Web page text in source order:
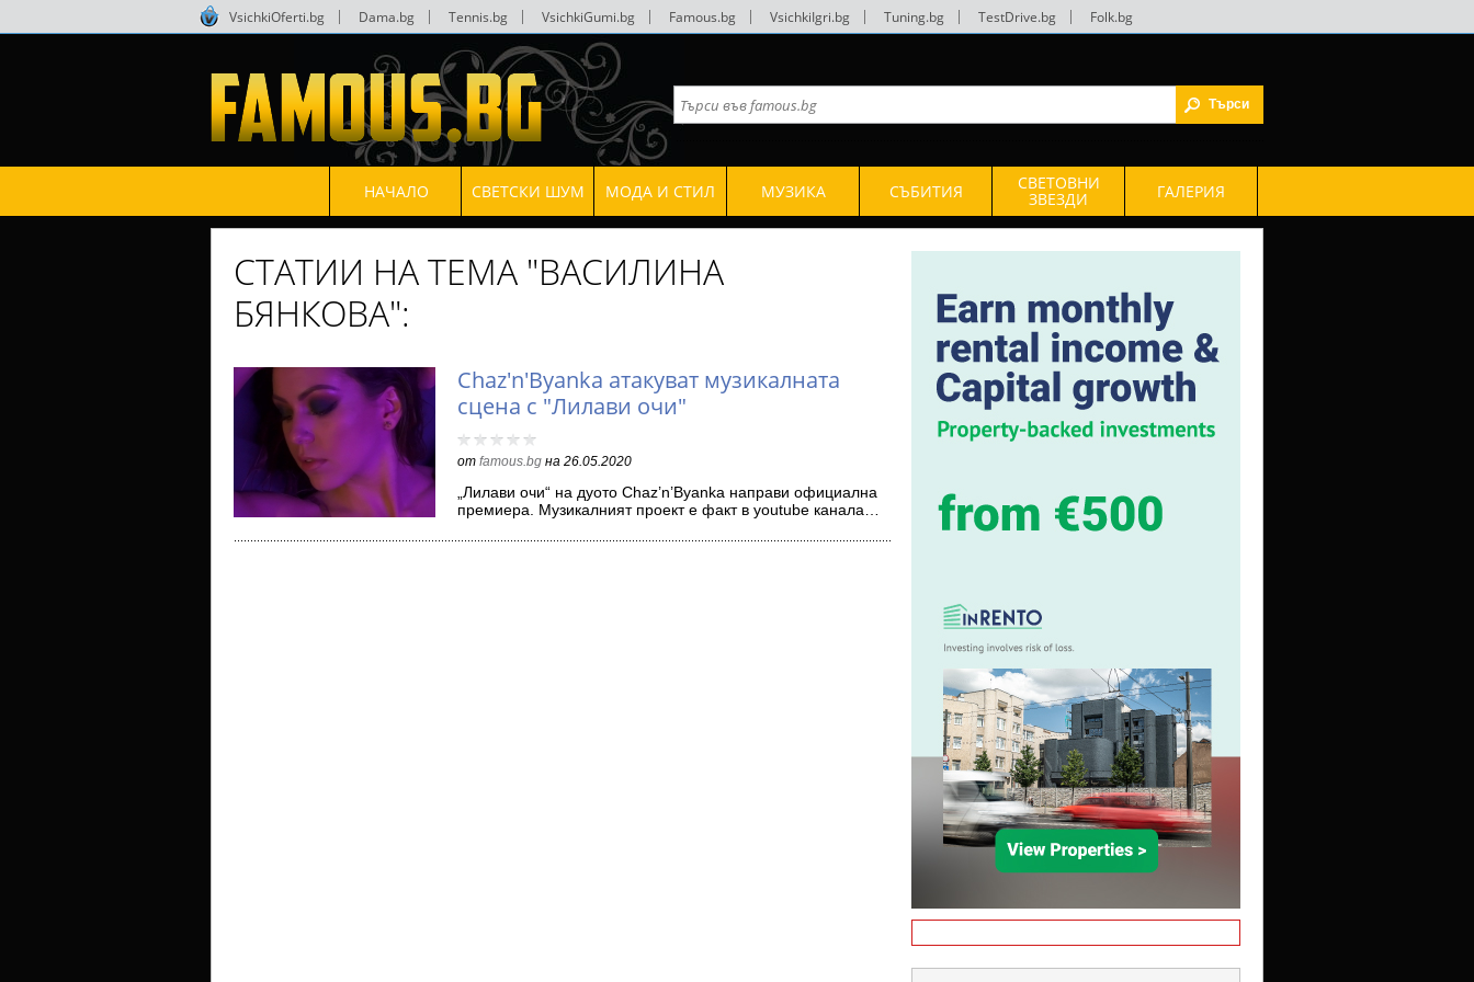
VsichkiOferti.bg Dama.bg Tennis.bg VsichkiGumi.bg Famous.bg VsichkiIgri.bg Tuning.bg TestDrive.bg Folk.bg
НАЧАЛО СВЕТСКИ ШУМ МОДА И СТИЛ МУЗИКА СЪБИТИЯ СВЕТОВНИ
ЗВЕЗДИ ГАЛЕРИЯ
СТАТИИ НА ТЕМА "ВАСИЛИНА
БЯНКОВА":
Chaz'n'Byanka атакуват музикалната
сцена с "Лилави очи"
от famous.bg на 26.05.2020
„Лилави очи“ на дуото Chaz’n’Byanka направи официална
премиера. Музикалният проект е факт в youtube канала…